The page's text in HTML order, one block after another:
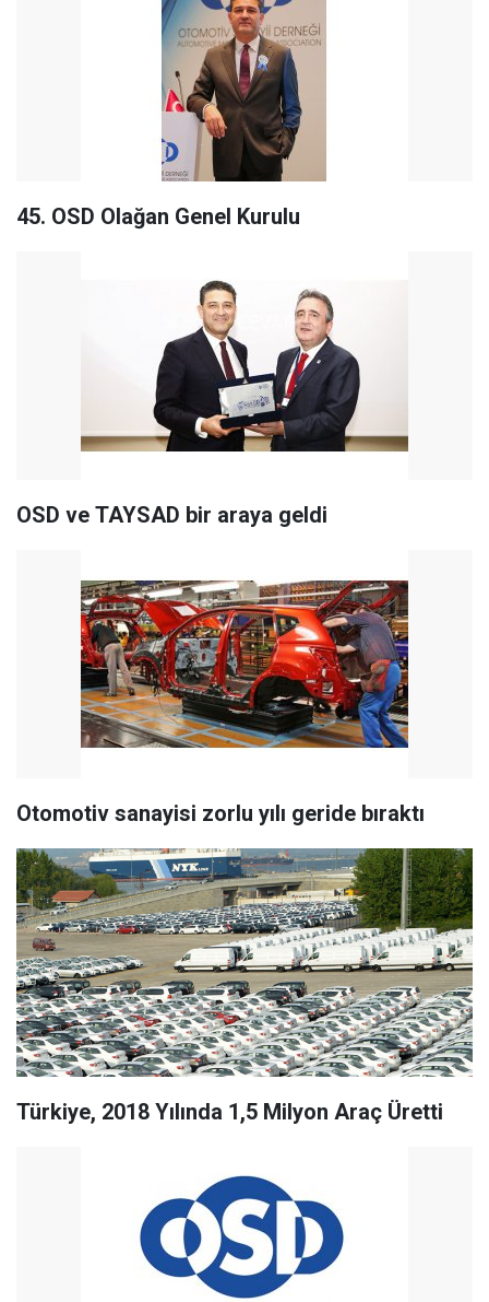
45. OSD Olağan Genel Kurulu
OSD ve TAYSAD bir araya geldi
Otomotiv sanayisi zorlu yılı geride bıraktı
Türkiye, 2018 Yılında 1,5 Milyon Araç Üretti